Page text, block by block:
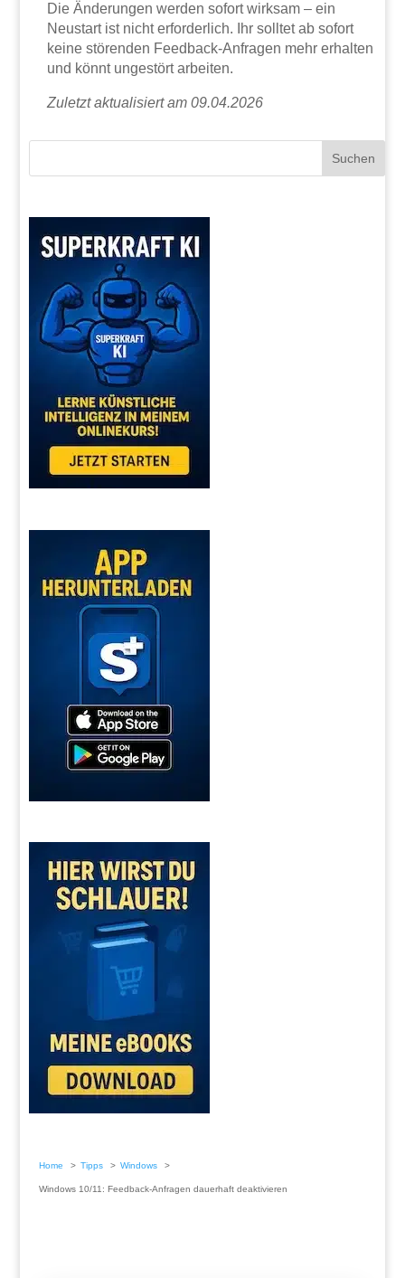
Die Änderungen werden sofort wirksam – ein
Neustart ist nicht erforderlich. Ihr solltet ab sofort
keine störenden Feedback-Anfragen mehr erhalten
und könnt ungestört arbeiten.
Zuletzt aktualisiert am 09.04.2026
Home Tipps Windows
Windows 10/11: Feedback-Anfragen dauerhaft deaktivieren